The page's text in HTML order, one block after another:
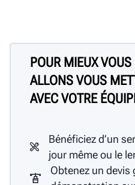
POUR MIEUX
ALLONS VOUS
AVEC VOTRE
Bénéficiez d’un
jour même ou le
Obtenez un